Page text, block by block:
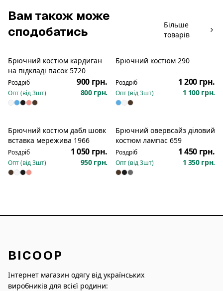
Вам також може
сподобатись
Більше
товарів
Брючний костюм кардиган
на підкладі пасок 5720
Роздріб 900 грн.
Опт (від3шт) 800 грн.
Брючний костюм 290
Роздріб 1 200 грн.
Опт (від3шт) 1 100 грн.
Брючний костюм дабл шовк
вставка мережива 1966
Роздріб 1 050 грн.
Опт (від3шт) 950 грн.
Брючний овервсайз діловий
костюм лампас 659
Роздріб 1 450 грн.
Опт (від3шт) 1 350 грн.
BICOOP
Інтернет магазин одягу від українських
виробників для всієї родини: